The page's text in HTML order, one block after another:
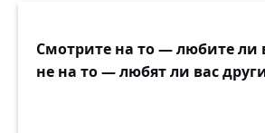
Смотрите на то — любите ли
не на то — любят ли вас